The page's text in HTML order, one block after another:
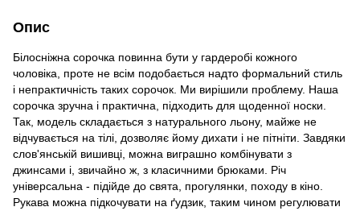
Опис
Білосніжна сорочка повинна бути у гардеробі кожного
чоловіка, проте не всім подобається надто формальний стиль
і непрактичність таких сорочок. Ми вирішили проблему. Наша
сорочка зручна і практична, підходить для щоденної носки.
Так, модель складається з натурального льону, майже не
відчувається на тілі, дозволяє йому дихати і не пітніти. Завдяки
слов'янській вишивці, можна виграшно комбінувати з
джинсами і, звичайно ж, з класичними брюками. Річ
універсальна - підійде до свята, прогулянки, походу в кіно.
Рукава можна підкочувати на ґудзик, таким чином регулювати